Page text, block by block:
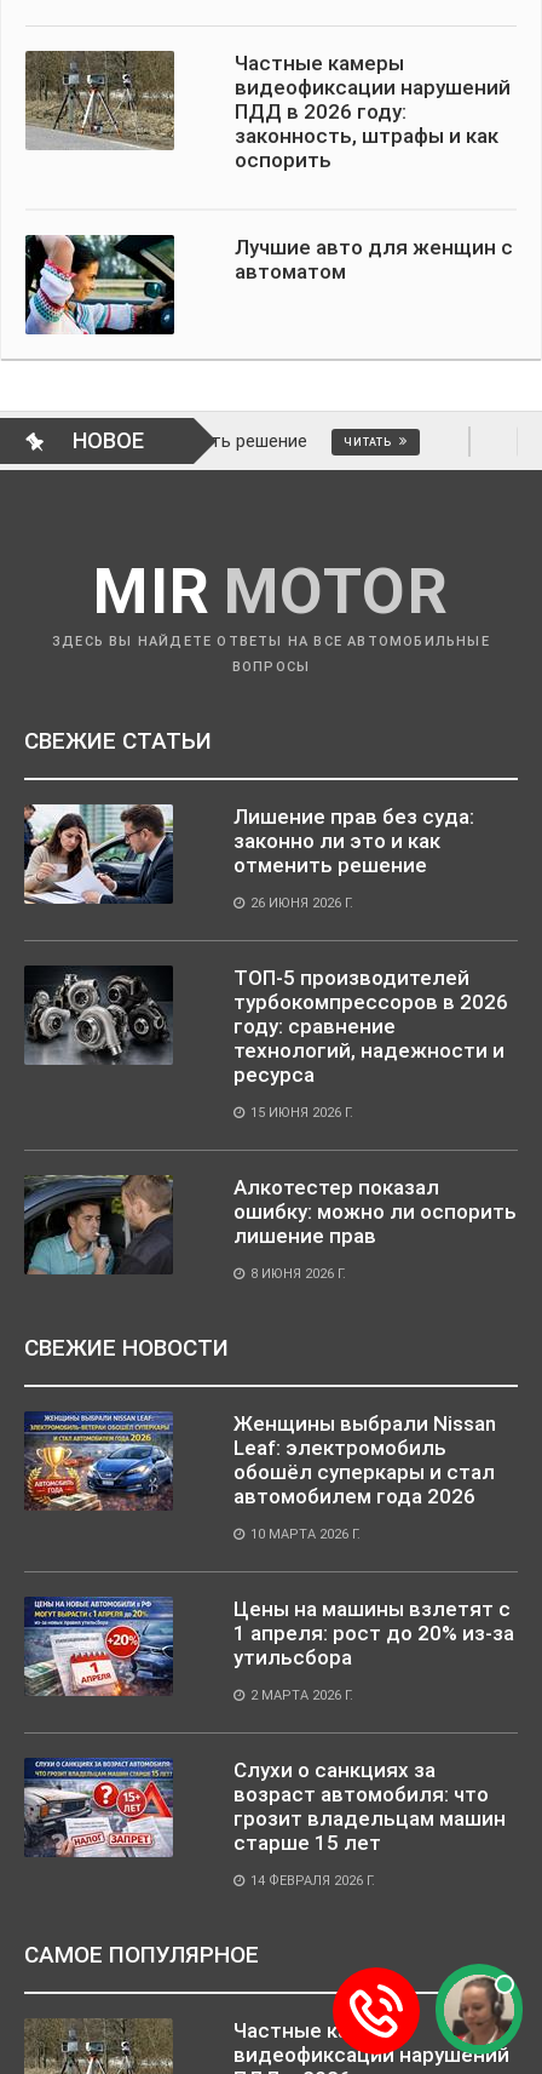
Частные камеры
видеофиксации нарушений
ПДД в 2026 году:
законность, штрафы и как
оспорить
Лучшие авто для женщин с
автоматом
НОВОЕ
отменить решение ЧИТАТЬ ВОПРОСЫ
MIR MOTOR
ЗДЕСЬ ВЫ НАЙДЕТЕ ОТВЕТЫ НА ВСЕ АВТОМОБИЛЬНЫЕ
ВОПРОСЫ
СВЕЖИЕ СТАТЬИ
Лишение прав без суда:
законно ли это и как
отменить решение
26 ИЮНЯ 2026 Г.
ТОП-5 производителей
турбокомпрессоров в 2026
году: сравнение
технологий, надежности и
ресурса
15 ИЮНЯ 2026 Г.
Алкотестер показал
ошибку: можно ли оспорить
лишение прав
8 ИЮНЯ 2026 Г.
СВЕЖИЕ НОВОСТИ
Женщины выбрали Nissan
Leaf: электромобиль
обошёл суперкары и стал
автомобилем года 2026
10 МАРТА 2026 Г.
Цены на машины взлетят с
1 апреля: рост до 20% из-за
утильсбора
2 МАРТА 2026 Г.
Слухи о санкциях за
возраст автомобиля: что
грозит владельцам машин
старше 15 лет
14 ФЕВРАЛЯ 2026 Г.
САМОЕ ПОПУЛЯРНОЕ
Частные камеры
видеофиксации нарушений